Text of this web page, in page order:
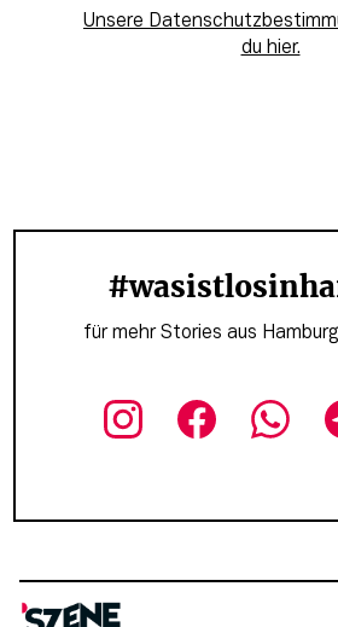
Unsere
du hier.
für mehr Stories aus